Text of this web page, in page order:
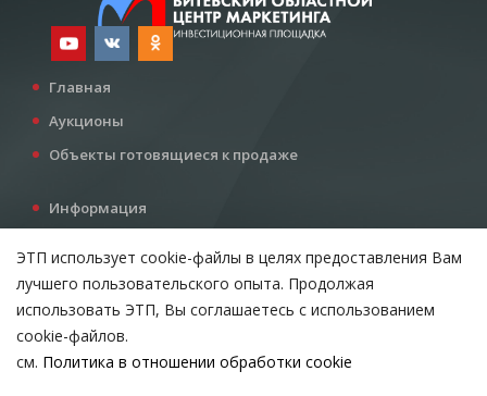
Главная
Аукционы
Объекты готовящиеся к продаже
Информация
Все для инвестора
Контакты
Возникли вопросы?
ЭТП использует cookie-файлы в целях предоставления Вам
лучшего пользовательского опыта. Продолжая
использовать ЭТП, Вы соглашаетесь с использованием
cookie-файлов.
см. Политика в отношении обработки cookie